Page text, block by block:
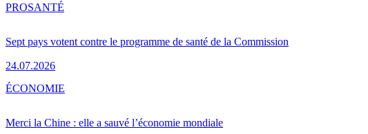
Sept pays votent contre le programme de santé de la Commission
24.07.2026
PROSANTÉ
Merci la Chine : elle a sauvé l’économie mondiale
ÉCONOMIE